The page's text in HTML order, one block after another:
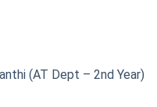
(AT Dept – 2nd Year)